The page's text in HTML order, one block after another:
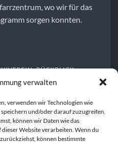
verwalten
verwenden wir Technologien wie
und/oder darauf zuzugreifen.
können wir Daten wie das
Website verarbeiten. Wenn du
können bestimmte
wo wir für das
sorgen konnten.
,RÜCKBLICK
Musikverein Altenstadt
byWordPress